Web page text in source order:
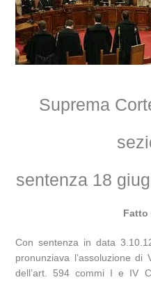
Suprema
sentenza 18
Fatto
Con sentenza in data
pronunziava l’assoluzione
dell’art. 594 commi I e IV